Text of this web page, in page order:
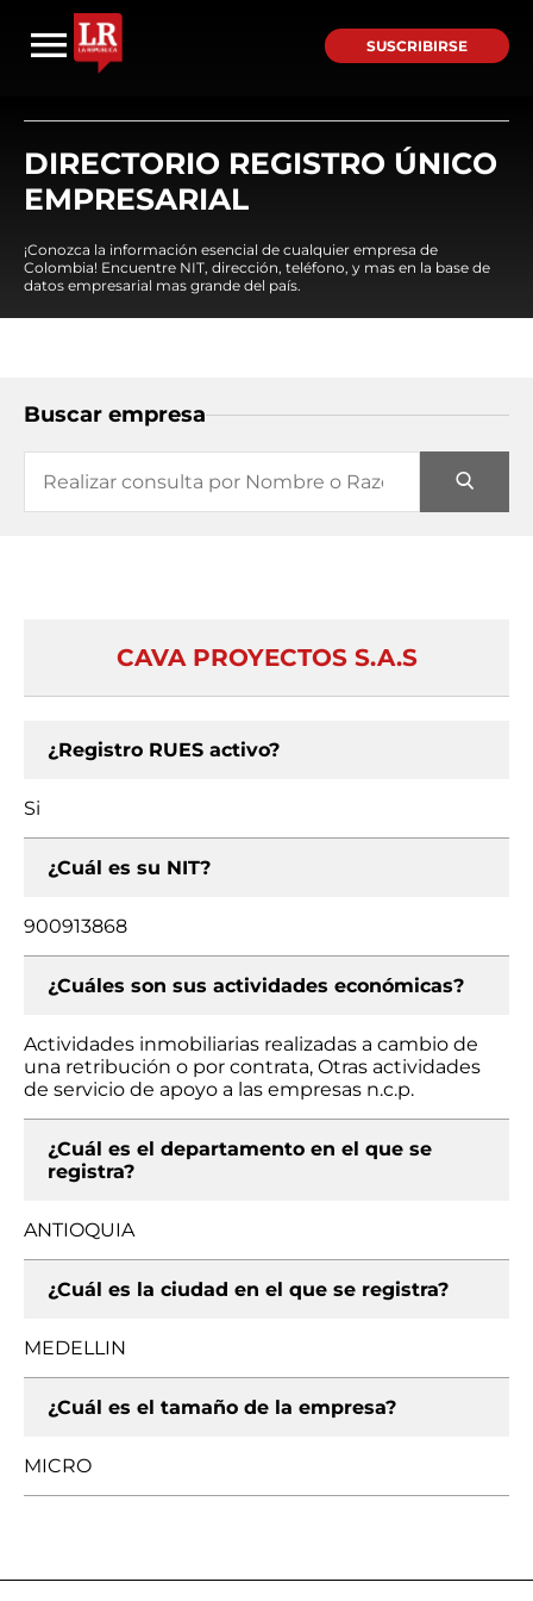
SUSCRIBIRSE
DIRECTORIO REGISTRO ÚNICO
EMPRESARIAL
¡Conozca la información esencial de cualquier empresa de
Colombia! Encuentre NIT, dirección, teléfono, y mas en la base de
datos empresarial mas grande del país.
Buscar empresa
CAVA PROYECTOS S.A.S
¿Registro RUES activo?
Si
¿Cuál es su NIT?
900913868
¿Cuáles son sus actividades económicas?
Actividades inmobiliarias realizadas a cambio de
una retribución o por contrata, Otras actividades
de servicio de apoyo a las empresas n.c.p.
¿Cuál es el departamento en el que se
registra?
ANTIOQUIA
¿Cuál es la ciudad en el que se registra?
MEDELLIN
¿Cuál es el tamaño de la empresa?
MICRO